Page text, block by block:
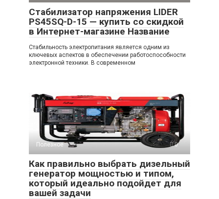
Стабилизатор напряжения LIDER
PS45SQ-D-15 — купить со скидкой
в Интернет-магазине Название
Стабильность электропитания является одним из
ключевых аспектов в обеспечении работоспособности
электронной техники. В современном
Полезное 0
Как правильно выбрать дизельный
генератор мощностью и типом,
который идеально подойдет для
вашей задачи